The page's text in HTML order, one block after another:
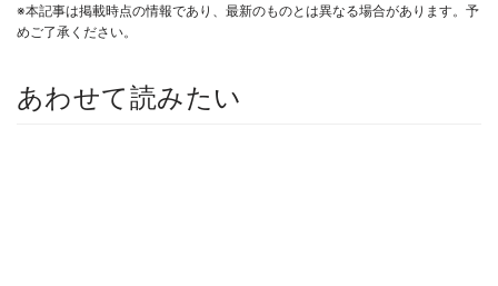
※本記事は掲載時点の情報であり、最新のものとは異なる場合があります。予
めご了承ください。
あわせて読みたい